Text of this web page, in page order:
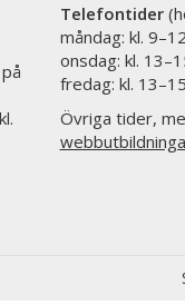
Telefontider
måndag: kl. 9–12
onsdag: kl.
fredag: kl. 13–15
Övriga tider,